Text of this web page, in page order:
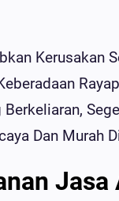
Kerusakan
Dan Murah